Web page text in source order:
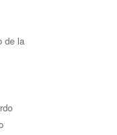
de la